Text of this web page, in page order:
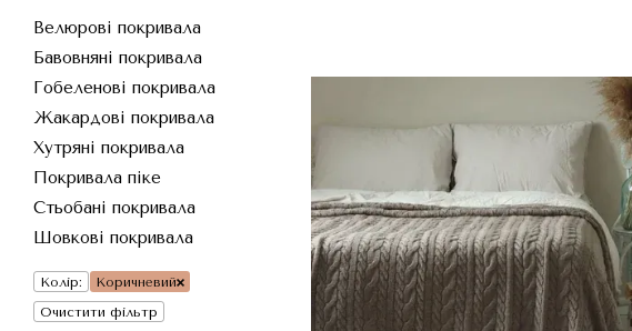
Велюрові покривала
Бавовняні покривала
Гобеленові покривала
Жакардові покривала
Хутряні покривала
Покривала піке
Стьобані покривала
Шовкові покривала
Колір:
Коричневий
Очистити фільтр